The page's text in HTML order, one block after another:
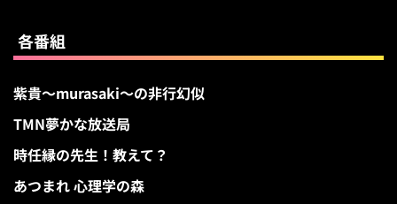
各番組
紫貴～murasaki～の非行幻似
TMN夢かな放送局
時任縁の先生！教えて？
あつまれ 心理学の森